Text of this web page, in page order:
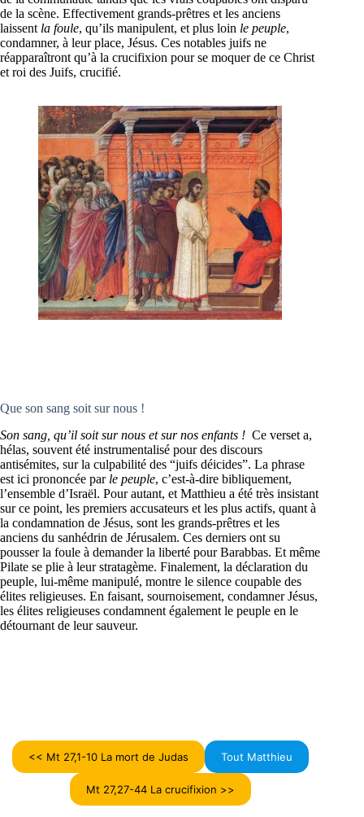
de la scène. Effectivement grands-prêtres et les anciens
laissent la foule, qu’ils manipulent, et plus loin le peuple,
condamner, à leur place, Jésus. Ces notables juifs ne
réapparaîtront qu’à la crucifixion pour se moquer de ce Christ
et roi des Juifs, crucifié.
Que son sang soit sur nous !
Son sang, qu’il soit sur nous et sur nos enfants ! Ce verset a,
hélas, souvent été instrumentalisé pour des discours
antisémites, sur la culpabilité des “juifs déicides”. La phrase
est ici prononcée par le peuple, c’est-à-dire bibliquement,
l’ensemble d’Israël. Pour autant, et Matthieu a été très insistant
sur ce point, les premiers accusateurs et les plus actifs, quant à
la condamnation de Jésus, sont les grands-prêtres et les
anciens du sanhédrin de Jérusalem. Ces derniers ont su
pousser la foule à demander la liberté pour Barabbas. Et même
Pilate se plie à leur stratagème. Finalement, la déclaration du
peuple, lui-même manipulé, montre le silence coupable des
élites religieuses. En faisant, sournoisement, condamner Jésus,
les élites religieuses condamnent également le peuple en le
détournant de leur sauveur.
<< Mt 27,1-10 La mort de Judas Tout Matthieu
Mt 27,27-44 La crucifixion >>